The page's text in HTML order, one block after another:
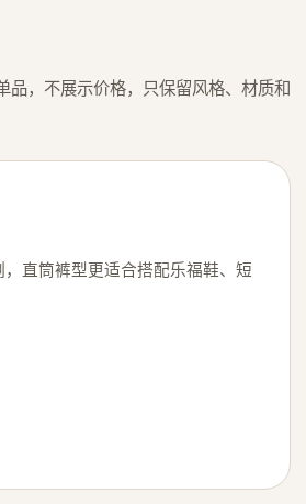
品，不展示价格，只保留风格、材质和
直筒裤型更适合搭配乐福鞋、短